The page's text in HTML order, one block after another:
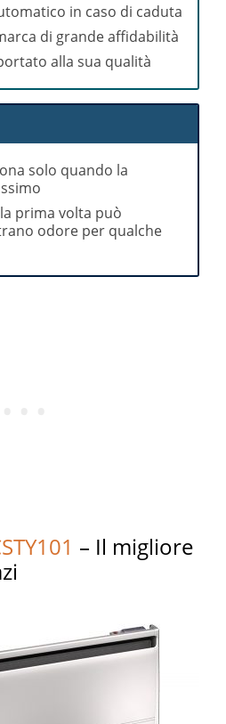
in caso di caduta
di grande affidabilità
alla sua qualità
solo quando la
prima volta può
odore per qualche
– Il migliore